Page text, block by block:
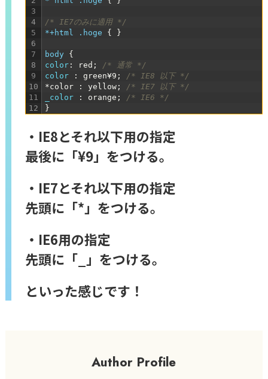
3
4
5
6
7
8
9
10
11
12
/* IE7のみに適用 */
*+html .hoge { }
body {
color: red ;
/* 通常 */
color
: green¥9 ;
/* IE8 以下 */
*color
: yellow;
/* IE7 以下 */
_color
: orange ;
/* IE6 */
}
・IE8とそれ以下用の指定
最後に「¥9」をつける。
・IE7とそれ以下用の指定
先頭に「*」をつける。
・IE6用の指定
先頭に「_」をつける。
といった感じです！
Author Profile